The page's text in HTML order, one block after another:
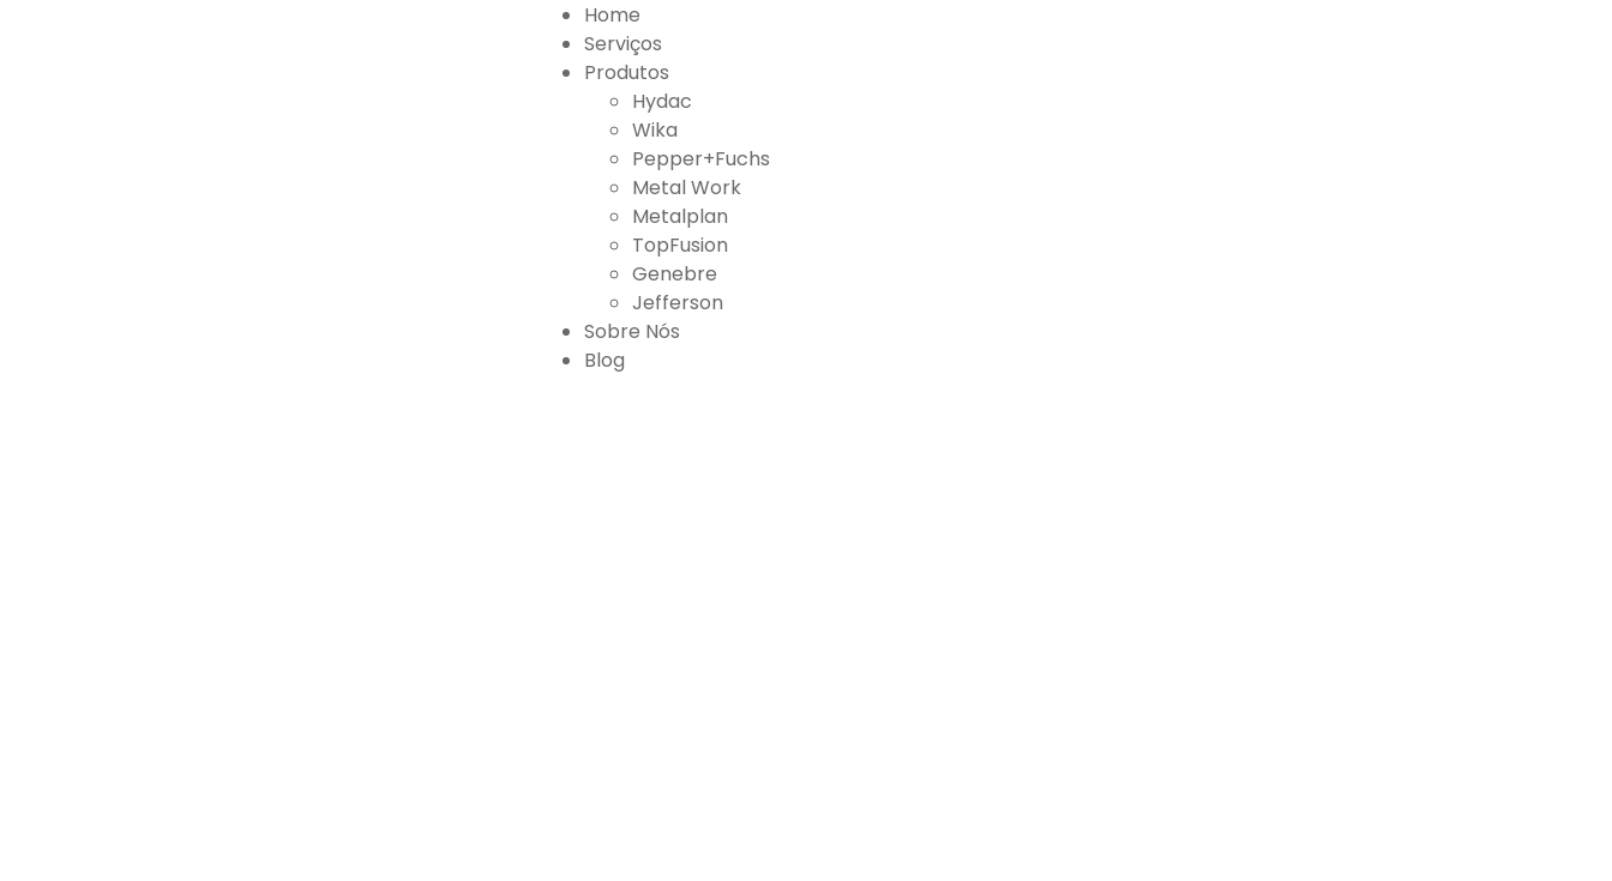
Home
Serviços
Produtos
Hydac
Wika
Pepper+Fuchs
Metal Work
Metalplan
TopFusion
Genebre
Jefferson
Sobre Nós
Blog